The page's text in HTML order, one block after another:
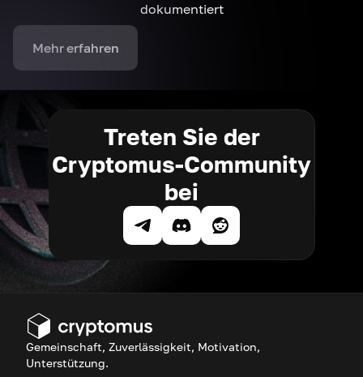
dokumentiert
Mehr erfahren
Treten Sie der
Cryptomus-Community
bei
Gemeinschaft, Zuverlässigkeit, Motivation,
Unterstützung.